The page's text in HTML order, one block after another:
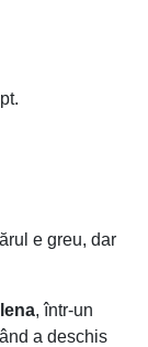
e greu, dar
, într-un
a deschis